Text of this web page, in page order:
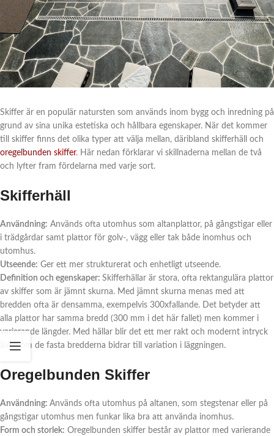
Skiffer är en populär natursten som används inom bygg och inredning på
grund av sina unika estetiska och hållbara egenskaper. När det kommer
till skiffer finns det olika typer att välja mellan, däribland skifferhäll och
oregelbunden skiffer. Här nedan förklarar vi skillnaderna mellan de två
och lyfter fram fördelarna med varje sort.
Skifferhäll
Användning: Används ofta utomhus som altanplattor, på gångstigar eller
i trädgårdar samt plattor för golv-, vägg eller tak både inomhus och
utomhus.
Utseende: Ger ett mer strukturerat och enhetligt utseende.
Definition och egenskaper: Skifferhällar är stora, ofta rektangulära plattor
av skiffer som är jämnt skurna. Med jämnt skurna menas med att
bredden ofta är densamma, exempelvis 300xfallande. Det betyder att
alla plattor har samma bredd (300 mm i det här fallet) men kommer i
varierande längder. Med hällar blir det ett mer rakt och modernt intryck
även om de fasta bredderna bidrar till variation i läggningen.
Oregelbunden Skiffer
Användning: Används ofta utomhus på altanen, som stegstenar eller på
gångstigar utomhus men funkar lika bra att använda inomhus.
Form och storlek: Oregelbunden skiffer består av plattor med varierande